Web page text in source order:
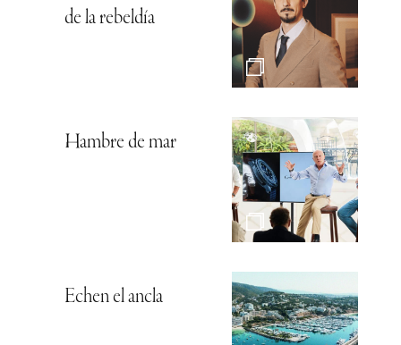
de la rebeldía
Hambre de mar
Echen el ancla